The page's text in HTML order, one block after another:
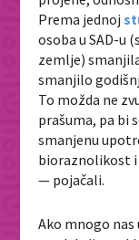
Prema jednoj
osoba u SAD-u
zemlje)
smanjilo
To možda ne
prašuma, pa bi
smanjenu
bioraznolikost i
— pojačali.
Ako mnogo